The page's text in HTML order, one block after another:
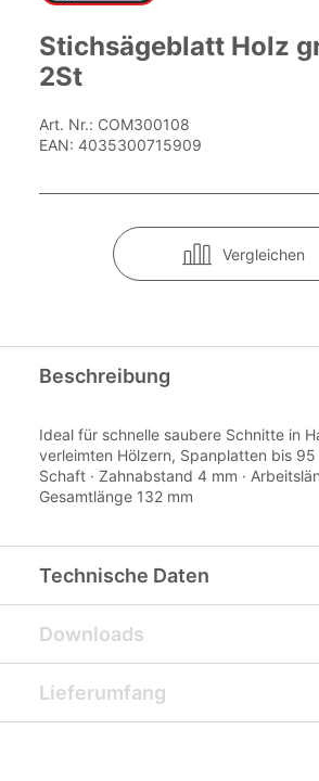
springen
Stichsägeblatt Holz
2St
Art. Nr.: COM300108
EAN: 4035300715909
Vergleichen
Beschreibung
Ideal für schnelle saubere Schnitte in
verleimten Hölzern, Spanplatten bis 95
Schaft · Zahnabstand 4 mm ·
Gesamtlänge 132 mm
Technische Daten
Downloads
Lieferumfang